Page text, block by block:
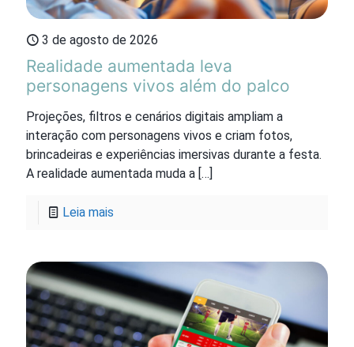
3 de agosto de 2026
Realidade aumentada leva
personagens vivos além do palco
Projeções, filtros e cenários digitais ampliam a
interação com personagens vivos e criam fotos,
brincadeiras e experiências imersivas durante a festa.
A realidade aumentada muda a […]
Leia mais